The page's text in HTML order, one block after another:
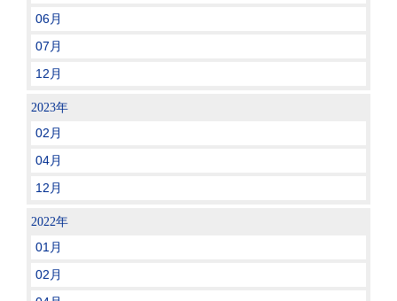
06月
07月
12月
2023年
02月
04月
12月
2022年
01月
02月